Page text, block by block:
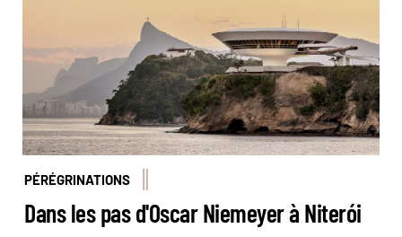
PÉRÉGRINATIONS
Dans les pas d'Oscar Niemeyer à Niterói